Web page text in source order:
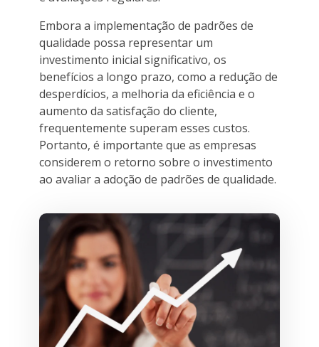
Embora a implementação de padrões de
qualidade possa representar um
investimento inicial significativo, os
benefícios a longo prazo, como a redução de
desperdícios, a melhoria da eficiência e o
aumento da satisfação do cliente,
frequentemente superam esses custos.
Portanto, é importante que as empresas
considerem o retorno sobre o investimento
ao avaliar a adoção de padrões de qualidade.